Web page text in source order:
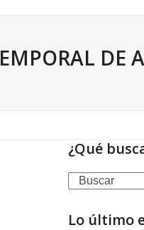
DE
¿Qué
Search
Lo último